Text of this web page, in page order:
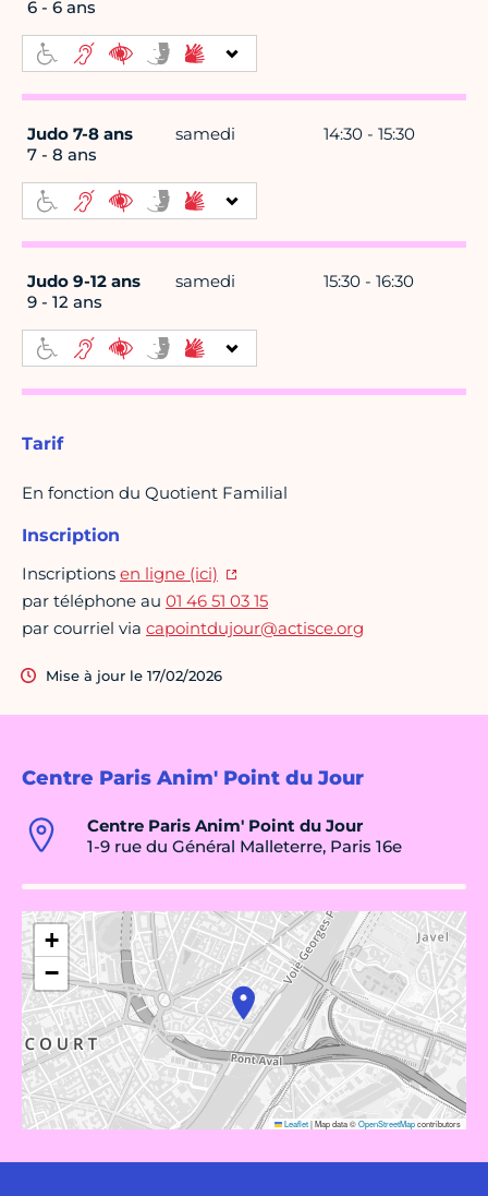
Centre Paris Anim' Point du Jour
Centre Paris Anim' Point du Jour
1-9 rue du Général Malleterre, Paris 16e
+
−
Leaflet|Map data ©OpenStreetMapcontributors
6 - 6 ans
Judo 7-8 ans
7 - 8 ans
samedi 14:30 - 15:30
Judo 9-12 ans
9 - 12 ans
samedi 15:30 - 16:30
Tarif
En fonction du Quotient Familial
Inscription
Inscriptions en ligne (ici)
par téléphone au 01 46 51 03 15
par courriel via capointdujour@actisce.org
Mise à jour le 17/02/2026